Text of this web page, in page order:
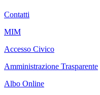
Contatti
MIM
Accesso Civico
Amministrazione Trasparente
Albo Online